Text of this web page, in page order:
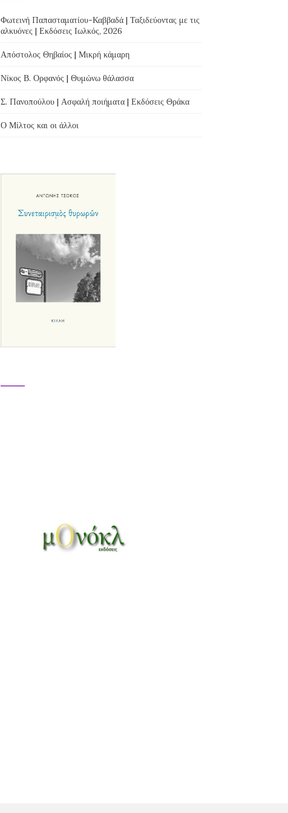
Φωτεινή Παπασταματίου-Καββαδά | Ταξιδεύοντας με τις
αλκυόνες | Εκδόσεις Ιωλκός, 2026
Απόστολος Θηβαίος | Μικρή κάμαρη
Νίκος Β. Ορφανός | Θυμώνω θάλασσα
Σ. Πανοπούλου | Ασφαλή ποιήματα | Εκδόσεις Θράκα
Ο Μίλτος και οι άλλοι